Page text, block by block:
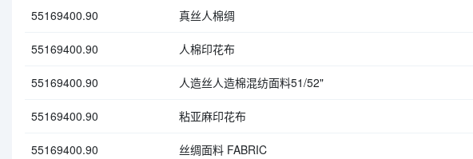
55169400.90 真丝人棉绸
55169400.90 人棉印花布
55169400.90 人造丝人造棉混纺面料51/52"
55169400.90 粘亚麻印花布
55169400.90 丝绸面料 FABRIC